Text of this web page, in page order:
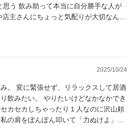
思う 飲み助って本当に自分勝手な人が
主さんにちょっと気配りが大切なんだ
2025/10/24
。 変に緊張せず、リラックスして居酒
飲みたい。 やりたいけどなかなかでき
カセカしちゃったり１人なのに沢山頼
の肩をぽんぽん叩いて「力ぬけよ」と